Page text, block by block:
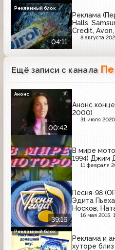
Септолете,
04:11
Реклама
Halls,
Credit,
8 августа
Рекламный блок
Ещё записи с канала
00:42
Анонс
2000)
31 июля
Анонс
В мире
1994) Джим
11 февраля
39:16
Песня-98
Эдита
Носков,
Антонов,
16 мая 2015,
Реклама и
хуторе
Рекламный блок